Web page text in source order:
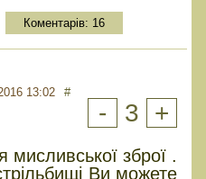
Коментарів: 16
13:02 #
- 3 +
мисливської зброї .
Ви можете